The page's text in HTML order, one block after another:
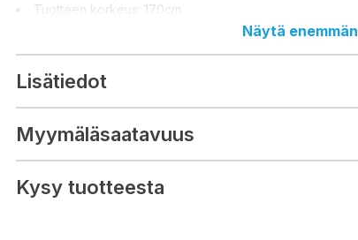
Tuotteen korkeus: 170cm
Näytä enemmän
Lisätiedot
Myymäläsaatavuus
Kysy tuotteesta